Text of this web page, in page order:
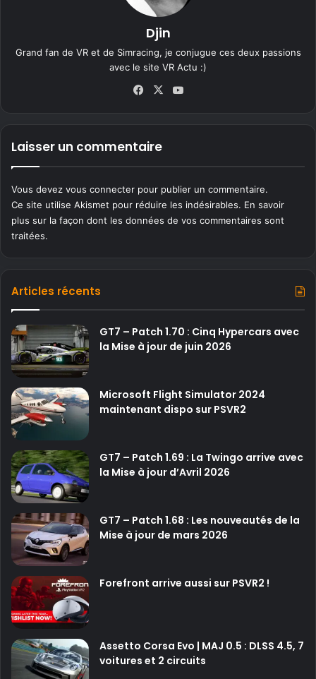
Djin
Grand fan de VR et de Simracing, je conjugue ces deux passions
avec le site VR Actu :)
Fa
ok
X
Laisser un commentaire
Vous devez vous connecter pour publier un commentaire.
Ce site utilise Akismet pour réduire les indésirables. En savoir
plus sur la façon dont les données de vos commentaires sont
traitées.
Articles récents
GT7 – Patch 1.70 : Cinq Hypercars avec
la Mise à jour de juin 2026
Microsoft Flight Simulator 2024
maintenant dispo sur PSVR2
GT7 – Patch 1.69 : La Twingo arrive avec
la Mise à jour d’Avril 2026
GT7 – Patch 1.68 : Les nouveautés de la
Mise à jour de mars 2026
Forefront arrive aussi sur PSVR2 !
Assetto Corsa Evo | MAJ 0.5 : DLSS 4.5, 7
voitures et 2 circuits